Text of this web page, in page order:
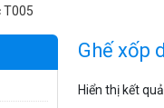
T005
Ghế xốp
Hiển thị kết
trẻ